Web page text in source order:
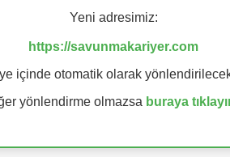
Yeni adresimiz:
https://savunmakariyer.com
içinde otomatik olarak
yönlendirme olmazsa buraya